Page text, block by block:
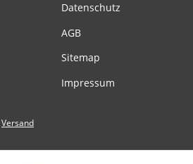
Datenschutz
AGB
Sitemap
Impressum
Versand